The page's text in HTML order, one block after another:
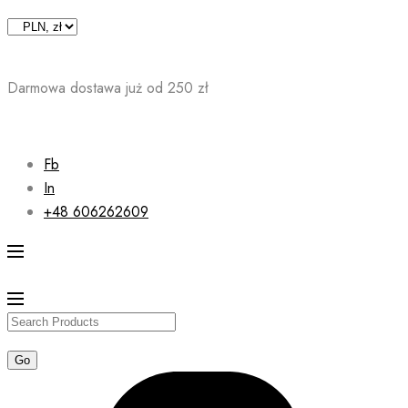
Skip
Darmowa dostawa już od 250 zł
Fb
In
+48 606262609